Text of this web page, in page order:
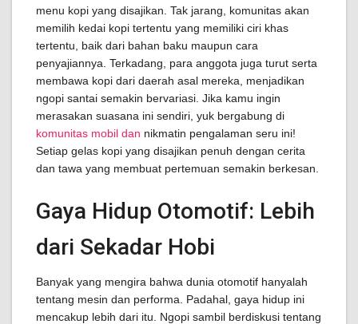
menu kopi yang disajikan. Tak jarang, komunitas akan
memilih kedai kopi tertentu yang memiliki ciri khas
tertentu, baik dari bahan baku maupun cara
penyajiannya. Terkadang, para anggota juga turut serta
membawa kopi dari daerah asal mereka, menjadikan
ngopi santai semakin bervariasi. Jika kamu ingin
merasakan suasana ini sendiri, yuk bergabung di
komunitas mobil dan nikmatin pengalaman seru ini!
Setiap gelas kopi yang disajikan penuh dengan cerita
dan tawa yang membuat pertemuan semakin berkesan.
Gaya Hidup Otomotif: Lebih
dari Sekadar Hobi
Banyak yang mengira bahwa dunia otomotif hanyalah
tentang mesin dan performa. Padahal, gaya hidup ini
mencakup lebih dari itu. Ngopi sambil berdiskusi tentang